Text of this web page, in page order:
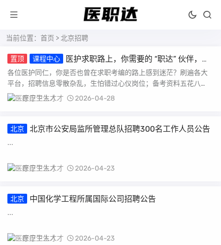
当前位置： 首页 > 北京招聘
置顶 课程中心
医护求职路上，你需要的 “职达” 伙伴，我
们来了！
各位医护同仁，你是否也曾在求职考编的路上感到迷茫？刷遍各大
平台，招聘信息零散杂乱，生怕错过心仪岗位；备考资料五花八
门，找不到系统的复习方...
医疗卫生人才 2026-04-28
北京 北京市公安局监所管理总队招聘300名工作人员公告
...
医疗卫生人才 2026-04-23
北京 中国化学工程所属国际公司招聘公告
...
医疗卫生人才 2026-04-23